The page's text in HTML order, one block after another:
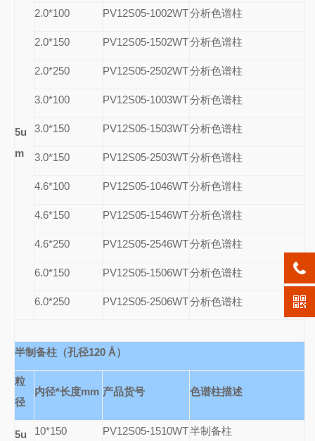
5u
m
2.0*100 PV12S05-1002WT分析色谱柱
2.0*150 PV12S05-1502WT分析色谱柱
2.0*250 PV12S05-2502WT分析色谱柱
3.0*100 PV12S05-1003WT分析色谱柱
3.0*150 PV12S05-1503WT分析色谱柱
3.0*150 PV12S05-2503WT分析色谱柱
4.6*100 PV12S05-1046WT分析色谱柱
4.6*150 PV12S05-1546WT分析色谱柱
4.6*250 PV12S05-2546WT分析色谱柱
6.0*150 PV12S05-1506WT分析色谱柱
6.0*250 PV12S05-2506WT分析色谱柱
半制备柱（孔径120 Å）
粒
径
内径*长度mm 产品货号 色谱柱描述
5u
10*150 PV12S05-1510WT半制备柱